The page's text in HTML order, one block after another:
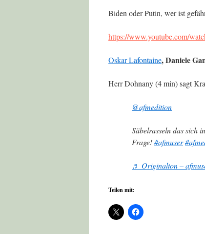
Biden oder Putin, wer ist
https://www.youtube.com/
Oskar Lafontaine, Daniele
Herr Dohnany (4 min) sagt
@afmedition
Säbelrasseln das sich
Frage!#afmuser
♬ Originalton –
Teilen mit: